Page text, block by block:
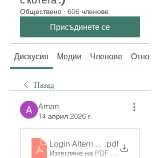
Обществено · 606 членове
Присъдинете се
Дискусия Медии Членове Относно
Назад
Aman
14 април 2026 г.
Login Alternatif Poker88
.pdf
Изтегляне на PDF • 76KB